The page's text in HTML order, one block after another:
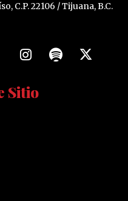
C.P. 22106 / Tijuana, B.C.
Sitio